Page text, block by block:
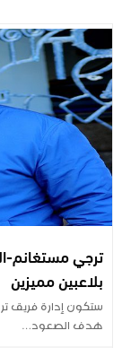
ترجي مستغانم-
بلاعبين مميزين
ستكون إدارة فريق
هدف الصعود…